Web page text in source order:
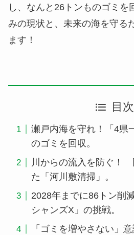
し、なんと26トンものゴミを
みの現状と、未来の海を守る
ます！
目次
瀬戸内海を守れ！「4県
のゴミを回収。
川からの流入を防ぐ！
た「河川敷清掃」。
2028年までに86トン削
シャンズX」の挑戦。
「ゴミを増やさない」